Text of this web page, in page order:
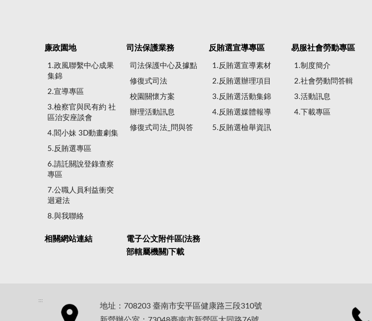
廉政園地
1.政風聯繫中心成果
集錦
2.宣導專區
3.檢察官與民有約 社
區治安座談會
4.閻小妹 3D動畫劇集
5.反賄選專區
6.請託關說登錄查察
專區
7.公職人員利益衝突
迴避法
8.與我聯絡
司法保護業務
司法保護中心及據點
修復式司法
校園關懷方案
辦理活動訊息
修復式司法_問與答
反賄選宣導專區
1.反賄選宣導素材
2.反賄選辦理項目
3.反賄選活動集錦
4.反賄選媒體報導
5.反賄選檢舉資訊
易服社會勞動專區
1.制度簡介
2.社會勞動問答輯
3.活動訊息
4.下載專區
相關網站連結
電子公文附件區(法務
部轄屬機關)下載
:::
地址：708203 臺南市安平區健康路三段310號